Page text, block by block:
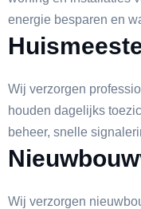
energie besparen en
Wij verzorgen
houden dagelijks
beheer, snelle
Wij verzorgen